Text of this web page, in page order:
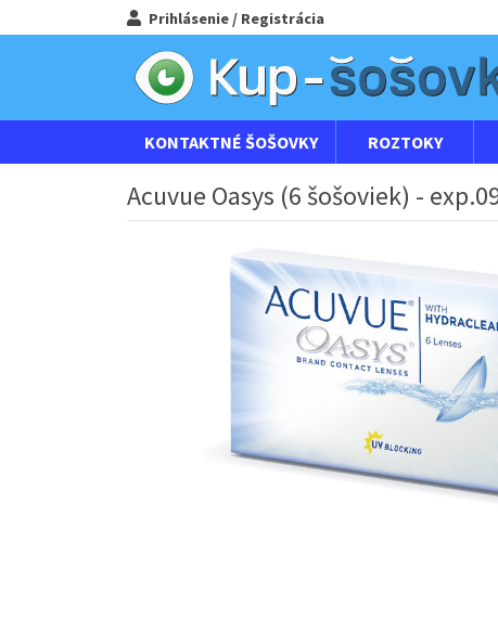
Prihlásenie / Registrácia
KONTAKTNÉ ŠOŠOVKY ROZTOKY
Acuvue Oasys (6 šošoviek) -